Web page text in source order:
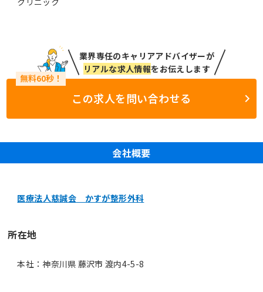
業界専任のキャリアアドバイザーが
リアルな求人情報をお伝えします
この求人を問い合わせる
会社概要
医療法人慈誠会 かすが整形外科
所在地
本社：神奈川県 藤沢市 渡内4-5-8